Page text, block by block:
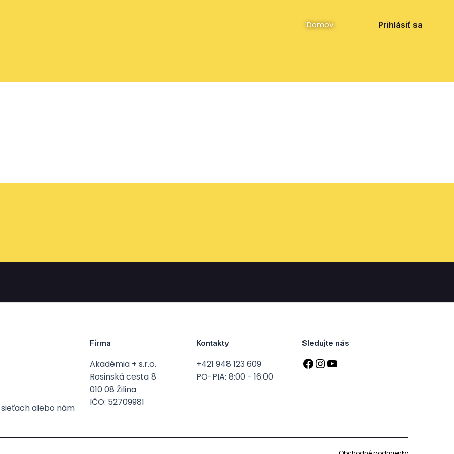
Domov Prihlásiť sa
alebo nám
Firma
Akadémia + s.r.o.
Rosinská cesta 8
010 08 Žilina
IČO: 52709981
Kontakty
+421 948 123 609
PO-PIA: 8:00 - 16:00
Sledujte nás